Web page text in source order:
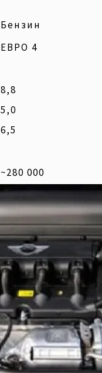
Бензин
ЕВРО 4
8,8
5,0
6,5
~280 000